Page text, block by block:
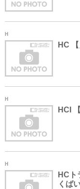
H
HC
H
HCI
H
HCト
くばい